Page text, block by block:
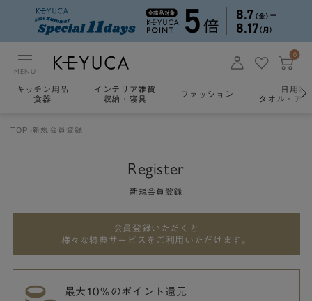
MENU
0
キッチン用品
食器
インテリア雑貨
収納・寝具
ファッション
日用雑
タオル・ア
TOP 新規会員登録
Register
新規会員登録
会員登録いただくと
様々な特典サービスをご利用いただけます。
最大10％のポイント還元